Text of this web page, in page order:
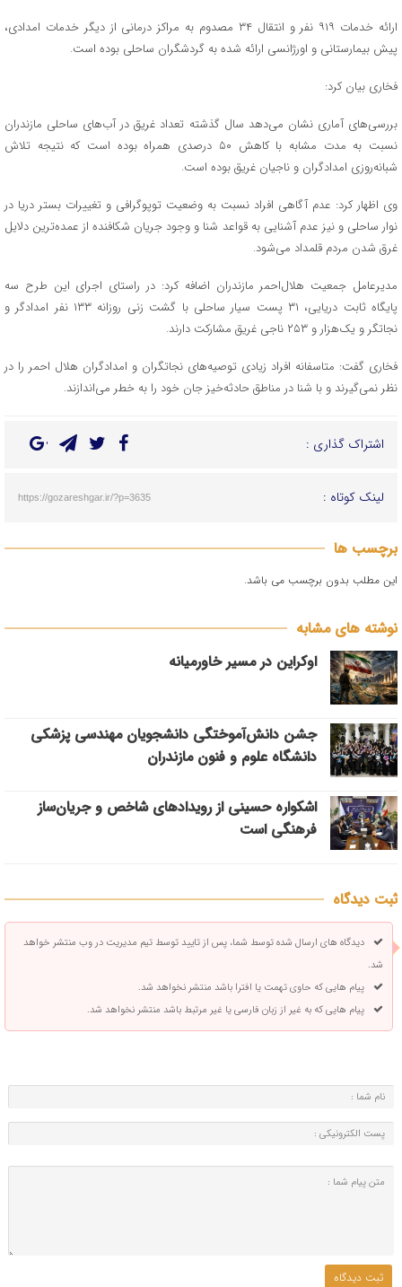
ارائه خدمات ۹۱۹ نفر و انتقال ۳۴ مصدوم به مراکز درمانی از دیگر خدمات امدادی،
پیش بیمارستانی و اورژانسی ارائه شده به گردشگران ساحلی بوده است.
فخاری بیان کرد:
بررسی‌های آماری نشان می‌دهد سال گذشته تعداد غریق در آب‌های ساحلی مازندران
نسبت به مدت مشابه با کاهش ۵۰ درصدی همراه بوده است که نتیجه تلاش
شبانه‌روزی امدادگران و ناجیان غریق بوده است.
وی اظهار کرد: عدم آگاهی افراد نسبت به وضعیت توپوگرافی و تغییرات بستر دریا در
نوار ساحلی و نیز عدم آشنایی به قواعد شنا و وجود جریان شکافنده از عمده‌ترین دلایل
غرق شدن مردم قلمداد می‌شود.
مدیرعامل جمعیت هلال‌احمر مازندران اضافه کرد: در راستای اجرای این طرح سه
پایگاه ثابت دریایی، ۳۱ پست سیار ساحلی با گشت زنی روزانه ۱۳۳ نفر امدادگر و
نجاتگر و یک‌هزار و ۲۵۳ ناجی غریق مشارکت دارند.
فخاری گفت: متاسفانه افراد زیادی توصیه‌های نجاتگران و امدادگران هلال احمر را در
نظر نمی‌گیرند و با شنا در مناطق حادثه‌خیز جان خود را به خطر می‌اندازند.
اشتراک گذاری :
لینک کوتاه : https://gozareshgar.ir/?p=3635
برچسب ها
این مطلب بدون برچسب می باشد.
نوشته های مشابه
اوکراین در مسیر خاورمیانه
جشن دانش‌آموختگی دانشجویان مهندسی پزشکی
دانشگاه علوم و فنون مازندران
اشکواره حسینی از رویدادهای شاخص و جریان‌ساز
فرهنگی است
ثبت دیدگاه
دیدگاه های ارسال شده توسط شما، پس از تایید توسط تیم مدیریت در وب منتشر خواهد
شد.
پیام هایی که حاوی تهمت یا افترا باشد منتشر نخواهد شد.
پیام هایی که به غیر از زبان فارسی یا غیر مرتبط باشد منتشر نخواهد شد.